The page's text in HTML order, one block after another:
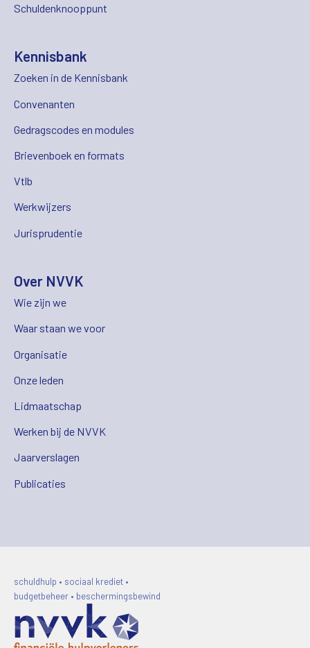
Schuldenknooppunt
Kennisbank
Zoeken in de Kennisbank
Convenanten
Gedragscodes en modules
Brievenboek en formats
Vtlb
Werkwijzers
Jurisprudentie
Over NVVK
Wie zijn we
Waar staan we voor
Organisatie
Onze leden
Lidmaatschap
Werken bij de NVVK
Jaarverslagen
Publicaties
schuldhulp • sociaal krediet •
budgetbeheer • beschermingsbewind